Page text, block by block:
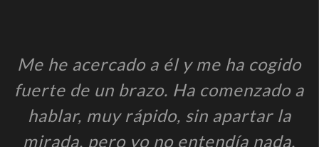
Me he acercado a él y me ha cogido
fuerte de un brazo. Ha comenzado a
hablar, muy rápido, sin apartar la
mirada, pero yo no entendía nada.